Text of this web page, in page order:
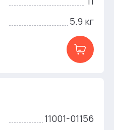
5.9 кг
11001-01156